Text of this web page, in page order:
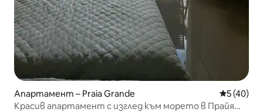
Апартамент – Praia Grande Средна
5 (40)
Красив апартамент с изглед към морето в Прайя